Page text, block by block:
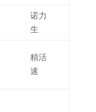
诺力
生
精活
速